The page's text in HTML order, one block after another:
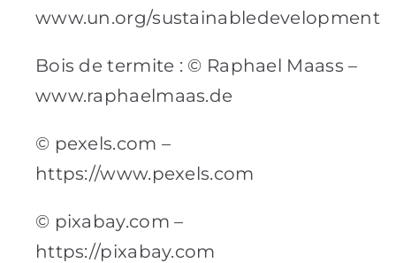
www.un.org/sustainabledevelopment
Bois de termite : © Raphael Maass –
www.raphaelmaas.de
© pexels.com –
https://www.pexels.com
© pixabay.com –
https://pixabay.com